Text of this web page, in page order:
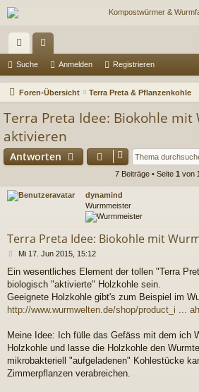
ch
ne
riff
en
Suche Anmelden Registrieren
Foren-Übersicht Terra Preta & Pflanzenkohle
Terra Preta Idee: Biokohle mit
aktivieren
Antworten
7 Beiträge • Seite 1 von
dynamind
Wurmmeister
Terra Preta Idee: Biokohle mit
B
i
t
r
a
g
Mi 17. Jun 2015, 15:12
Ein wesentliches Element der tollen "Terra
biologisch "aktivierte" Holzkohle sein.
Geeignete Holzkohle gibt's zum Beispiel im
http://www.wurmwelten.de/shop/product_i ...
Meine Idee: Ich fülle das Gefäss mit dem ich
Holzkohle und lasse die Holzkohle den
mikrobakteriell "aufgeladenen" Kohlestücke
Zimmerpflanzen verabreichen.